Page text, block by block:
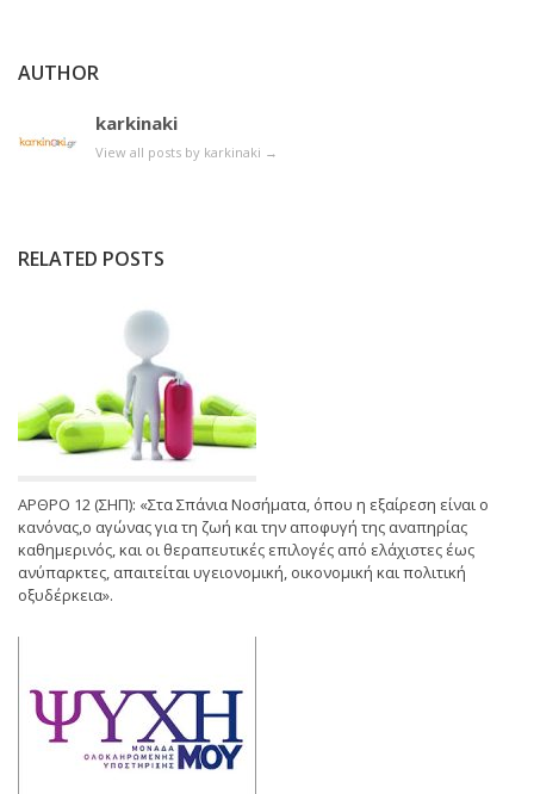
AUTHOR
karkinaki
View all posts by karkinaki →
RELATED POSTS
ΑΡΘΡΟ 12 (ΣΗΠ): «Στα Σπάνια Νοσήματα, όπου η εξαίρεση είναι ο
κανόνας,ο αγώνας για τη ζωή και την αποφυγή της αναπηρίας
καθημερινός, και οι θεραπευτικές επιλογές από ελάχιστες έως
ανύπαρκτες, απαιτείται υγειονομική, οικονομική και πολιτική
οξυδέρκεια».